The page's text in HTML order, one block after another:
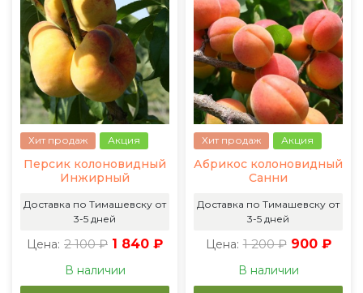
Хит продаж Акция
Персик колоновидный
Инжирный
Доставка по Тимашевску от
3-5 дней
Цена: 2 100 ₽ 1 840 ₽
В наличии
Хит продаж Акция
Абрикос колоновидный
Санни
Доставка по Тимашевску от
3-5 дней
Цена: 1 200 ₽ 900 ₽
В наличии